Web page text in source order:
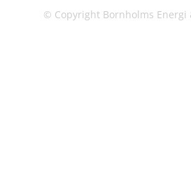
© Copyright Bornholms Energi